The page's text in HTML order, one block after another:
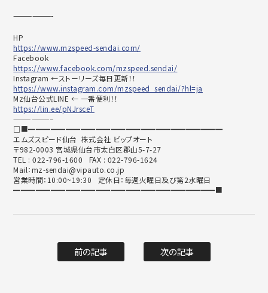
——————-
HP
https://www.mzspeed-sendai.com/
Facebook
https://www.facebook.com/mzspeed.sendai/
Instagram ←ストーリーズ毎日更新！！
https://www.instagram.com/mzspeed_sendai/?hl=ja
Mz仙台公式LINE ← 一番便利！！
https://lin.ee/pNJrsceT
——————–
□■━━━━━━━━━━━━━━━━━━━━━━━━━━
エムズスピード仙台 株式会社 ビップオート
〒982-0003 宮城県仙台市太白区郡山5-7-27
TEL : 022-796-1600 FAX : 022-796-1624
Mail：mz-sendai@vipauto.co.jp
営業時間：10:00~19:30 定休日：毎週火曜日及び第2水曜日
━━━━━━━━━━━━━━━━━━━━━━━━━━━■
前の記事 次の記事